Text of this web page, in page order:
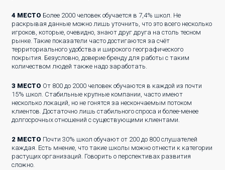
4 МЕСТО Более 2000 человек обучается в 7,4% школ. Не
раскрывая данные можно лишь уточнить, что это всего несколько
игроков, которые, очевидно, знают друг друга на столь тесном
рынке. Такие показатели часто достигаются за счёт
территориального удобства и широкого географического
покрытия. Безусловно, доверие бренду для работы с таким
количеством людей также надо заработать.
3 МЕСТО От 800 до 2000 человек обучаются в каждой из почти
15% школ. Стабильные крупные компании, часто имеют
несколько локаций, но не гонятся за нескончаемым потоком
клиентов. Достаточно лишь стабильного спроса и более-менее
долгосрочных отношений с существующими клиентами.
2 МЕСТО Почти 30% школ обучают от 200 до 800 слушателей
каждая. Есть мнение, что такие школы можно отнести к категории
растущих организаций. Говорить о перспективах развития
сложно.